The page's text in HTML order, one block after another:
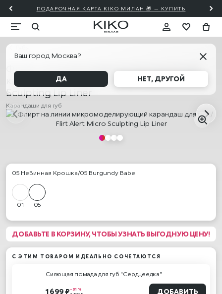
ПОДАРОЧНАЯ КАРТА KIKO МИЛАН 🎁 — КУПИТЬ
Ваш город Москва?
ДА НЕТ, ДРУГОЙ
Флирт на линии микромоделирующий
карандаш для губ / Flirt Alert Micro
Sculpting Lip Liner
Карандаши для губ
05 НеВинная Крошка/05 Burgundy Babe
01 05
ДОБАВЬТЕ В КОРЗИНУ, ЧТОБЫ УЗНАТЬ ВЫГОДНУЮ ЦЕНУ!
С ЭТИМ ТОВАРОМ ИДЕАЛЬНО СОЧЕТАЮТСЯ
Сияющая помада для губ "Сердцеедка"
1 699 ₽- 31 %
ДОБАВИТЬ